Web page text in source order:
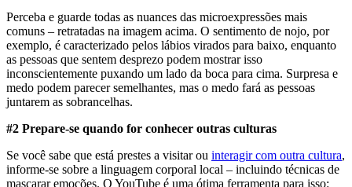
Perceba e guarde todas as nuances das microexpressões mais
comuns – retratadas na imagem acima. O sentimento de nojo, por
exemplo, é caracterizado pelos lábios virados para baixo, enquanto
as pessoas que sentem desprezo podem mostrar isso
inconscientemente puxando um lado da boca para cima. Surpresa e
medo podem parecer semelhantes, mas o medo fará as pessoas
juntarem as sobrancelhas.
#2 Prepare-se quando for conhecer outras culturas
Se você sabe que está prestes a visitar ou interagir com outra cultura,
informe-se sobre a linguagem corporal local – incluindo técnicas de
mascarar emoções. O YouTube é uma ótima ferramenta para isso: